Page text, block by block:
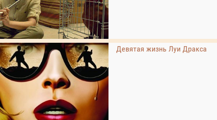
Девятая жизнь Луи Дракса